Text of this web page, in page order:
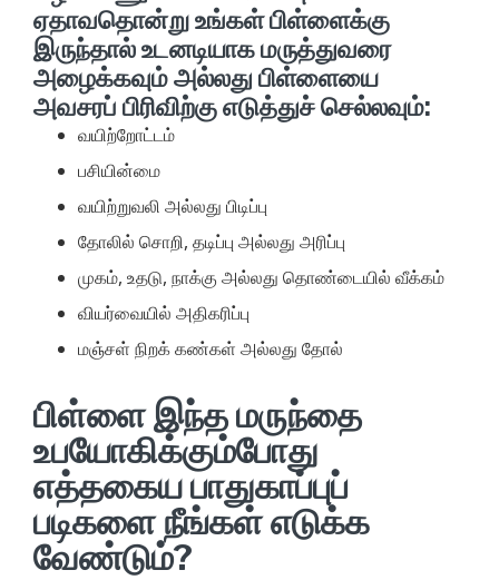
ஏதாவதொன்று உங்கள் பிள்ளைக்கு
இருந்தால் உடனடியாக மருத்துவரை
அழைக்கவும் அல்லது பிள்ளையை
அவசரப் பிரிவிற்கு எடுத்துச் செல்லவும்:
வயிற்றோட்டம்
பசியின்மை
வயிற்றுவலி அல்லது பிடிப்பு
தோலில் சொறி, தடிப்பு அல்லது அரிப்பு
முகம், உதடு, நாக்கு அல்லது தொண்டையில் வீக்கம்
வியர்வையில் அதிகரிப்பு
மஞ்சள் நிறக் கண்கள் அல்லது தோல்
பிள்ளை இந்த மருந்தை
உபயோகிக்கும்போது
எத்தகைய பாதுகாப்புப்
படிகளை நீங்கள் எடுக்க
வேண்டும்?